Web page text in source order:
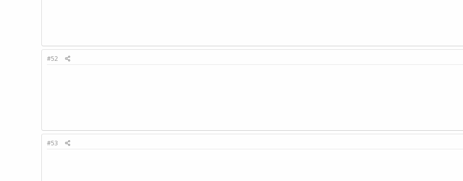
#52
#53